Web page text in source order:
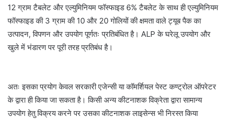
12 ग्राम टैबलेट और एल्युमिनियम फॉस्फाइड 6% टैबलेट के साथ ही एल्युमिनियम
फॉस्फाइड की 3 ग्राम की 10 और 20 गोलियों की क्षमता वाले ट्यूब पैक का
उत्पादन, विपणन और उपयोग पूर्णतः प्रतिबंधित है। ALP के घरेलू उपयोग और
खुले में भंडारण पर पूरी तरह प्रतिबंध है।
अतः इसका प्रयोग केवल सरकारी एजेन्सी या कॉमर्शियल पेस्ट कण्ट्रोल ऑपरेटर
के द्वारा ही किया जा सकता है। किसी अन्य कीटनाशक विक्रेता द्वारा सामान्य
उपयोग हेतु विक्रय करने पर उसका कीटनाशक लाइसेन्स भी निरस्त किया